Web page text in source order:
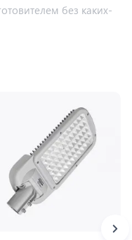
без каких-